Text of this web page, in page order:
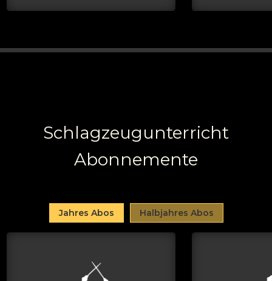
Schlagzeugunterricht
Abonnemente
Jahres Abos Halbjahres Abos